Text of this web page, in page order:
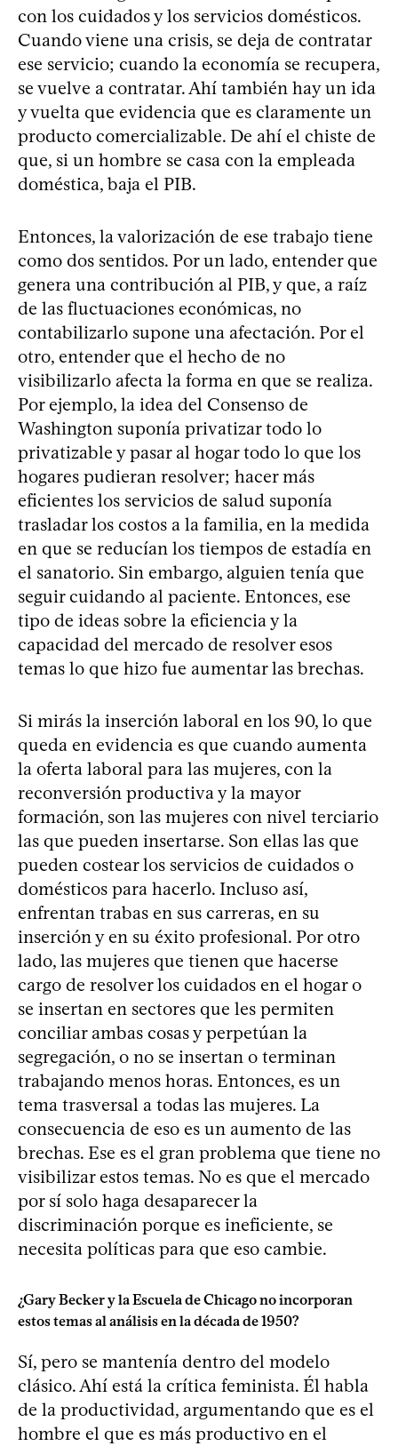
con los cuidados y los servicios domésticos.
Cuando viene una crisis, se deja de contratar
ese servicio; cuando la economía se recupera,
se vuelve a contratar. Ahí también hay un ida
y vuelta que evidencia que es claramente un
producto comercializable. De ahí el chiste de
que, si un hombre se casa con la empleada
doméstica, baja el PIB.
Entonces, la valorización de ese trabajo tiene
como dos sentidos. Por un lado, entender que
genera una contribución al PIB, y que, a raíz
de las fluctuaciones económicas, no
contabilizarlo supone una afectación. Por el
otro, entender que el hecho de no
visibilizarlo afecta la forma en que se realiza.
Por ejemplo, la idea del Consenso de
Washington suponía privatizar todo lo
privatizable y pasar al hogar todo lo que los
hogares pudieran resolver; hacer más
eficientes los servicios de salud suponía
trasladar los costos a la familia, en la medida
en que se reducían los tiempos de estadía en
el sanatorio. Sin embargo, alguien tenía que
seguir cuidando al paciente. Entonces, ese
tipo de ideas sobre la eficiencia y la
capacidad del mercado de resolver esos
temas lo que hizo fue aumentar las brechas.
Si mirás la inserción laboral en los 90, lo que
queda en evidencia es que cuando aumenta
la oferta laboral para las mujeres, con la
reconversión productiva y la mayor
formación, son las mujeres con nivel terciario
las que pueden insertarse. Son ellas las que
pueden costear los servicios de cuidados o
domésticos para hacerlo. Incluso así,
enfrentan trabas en sus carreras, en su
inserción y en su éxito profesional. Por otro
lado, las mujeres que tienen que hacerse
cargo de resolver los cuidados en el hogar o
se insertan en sectores que les permiten
conciliar ambas cosas y perpetúan la
segregación, o no se insertan o terminan
trabajando menos horas. Entonces, es un
tema trasversal a todas las mujeres. La
consecuencia de eso es un aumento de las
brechas. Ese es el gran problema que tiene no
visibilizar estos temas. No es que el mercado
por sí solo haga desaparecer la
discriminación porque es ineficiente, se
necesita políticas para que eso cambie.
¿Gary Becker y la Escuela de Chicago no incorporan
estos temas al análisis en la década de 1950?
Sí, pero se mantenía dentro del modelo
clásico. Ahí está la crítica feminista. Él habla
de la productividad, argumentando que es el
hombre el que es más productivo en el